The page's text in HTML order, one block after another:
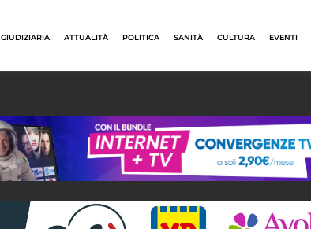
GIUDIZIARIA ATTUALITÀ POLITICA SANITÀ CULTURA EVENTI